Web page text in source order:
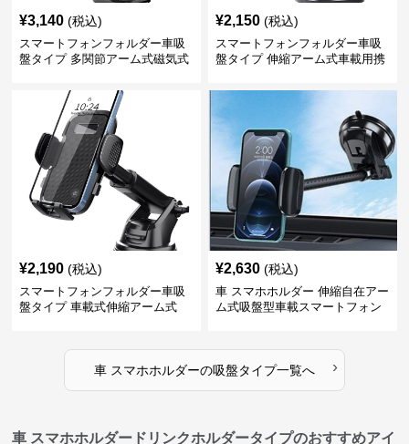
¥3,140 (税込)
スマートフォンフォルダー車吸
盤タイプ 多関節アーム式磁気式
¥2,150 (税込)
スマートフォンフォルダー車吸
盤タイプ 伸縮アーム式車載用携
¥2,190 (税込)
スマートフォンフォルダー車吸
盤タイプ 車載式伸縮アーム式
¥2,630 (税込)
車 スマホホルダー 伸縮自在アー
ム式吸盤型車載スマートフォン
車 スマホホルダーの吸盤タイプ一覧へ ›
車 スマホホルダードリンクホルダータイプのおすすめアイ